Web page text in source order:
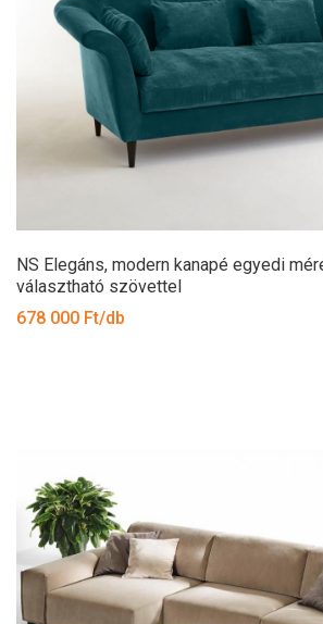
NS Elegáns, modern kanapé egyedi
választható szövettel
678 000 Ft/db